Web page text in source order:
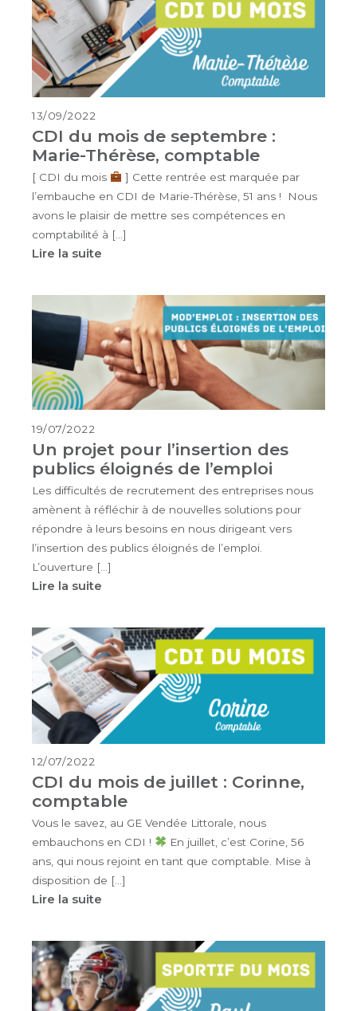
13/09/2022
CDI du mois de septembre :
Marie-Thérèse, comptable
[ CDI du mois
] Cette rentrée est marquée par
l’embauche en CDI de Marie-Thérèse, 51 ans ! Nous
avons le plaisir de mettre ses compétences en
comptabilité à […]
Lire la suite
19/07/2022
Un projet pour l’insertion des
publics éloignés de l’emploi
Les difficultés de recrutement des entreprises nous
amènent à réfléchir à de nouvelles solutions pour
répondre à leurs besoins en nous dirigeant vers
l’insertion des publics éloignés de l’emploi.
L’ouverture […]
Lire la suite
12/07/2022
CDI du mois de juillet : Corinne,
comptable
Vous le savez, au GE Vendée Littorale, nous
embauchons en CDI !
En juillet, c’est Corine, 56
ans, qui nous rejoint en tant que comptable. Mise à
disposition de […]
Lire la suite